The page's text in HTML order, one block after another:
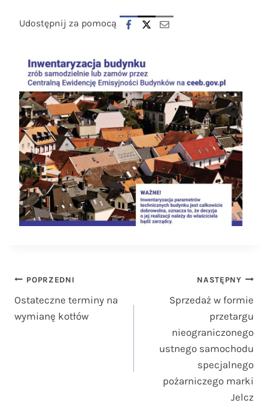
Udostępnij za pomocą
Nawigacja
wpisu
POPRZEDNI
Ostateczne terminy na
wymianę kotłów
NASTĘPNY
Sprzedaż w formie
przetargu
nieograniczonego
ustnego samochodu
specjalnego
pożarniczego marki
Jelcz